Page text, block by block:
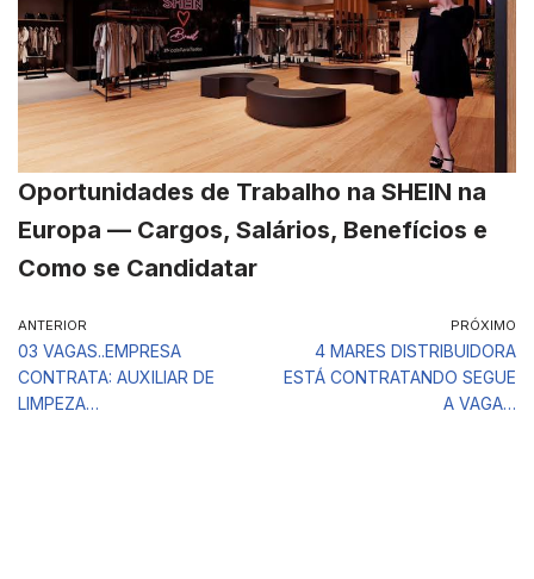
Oportunidades de Trabalho na SHEIN na
Europa — Cargos, Salários, Benefícios e
Como se Candidatar
ANTERIOR
03 VAGAS..EMPRESA
CONTRATA: AUXILIAR DE
LIMPEZA…
PRÓXIMO
4 MARES DISTRIBUIDORA
ESTÁ CONTRATANDO SEGUE
A VAGA…